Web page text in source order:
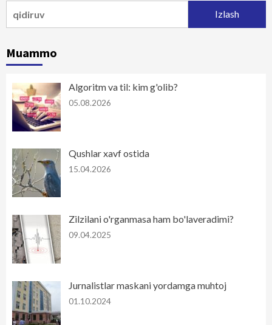
Muammo
Algoritm va til: kim g'olib?
05.08.2026
Qushlar xavf ostida
15.04.2026
Zilzilani o'rganmasa ham bo'laveradimi?
09.04.2025
Jurnalistlar maskani yordamga muhtoj
01.10.2024